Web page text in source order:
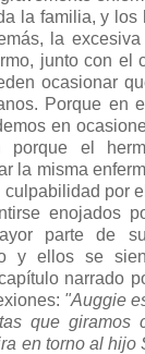
la familia, y los
la
junto con el
ocasionar
Porque en
en
porque el
la misma
por
enojados
parte de
y ellos se
narrado
"Auggie
que giramos
en torno al hijo